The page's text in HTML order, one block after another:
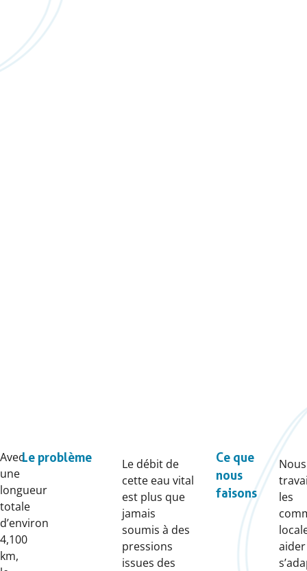
Avec
une
longueur
totale
d’environ
4,100
km,
Le problème
Le débit de
cette eau vital
est plus que
jamais
soumis à des
pressions
issues des
Ce que
nous
faisons
Nous
les